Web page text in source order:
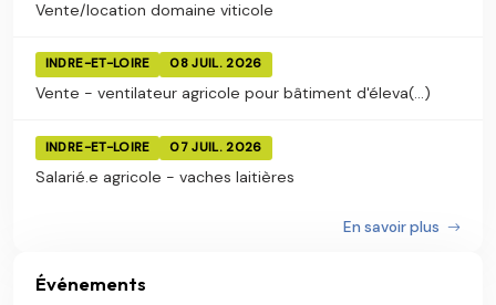
Vente/location domaine viticole
INDRE-ET-LOIRE 08 JUIL. 2026
Vente - ventilateur agricole pour bâtiment d'éleva(...)
INDRE-ET-LOIRE 07 JUIL. 2026
Salarié.e agricole - vaches laitières
En savoir plus
Événements